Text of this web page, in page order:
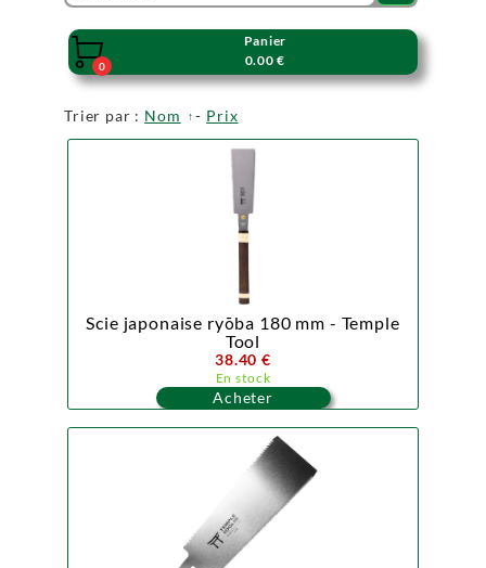

0
Panier
0.00 €
Trier par : Nom - Prix
Scie japonaise ryōba 180 mm - Temple
Tool
38.40 €
En stock
Acheter